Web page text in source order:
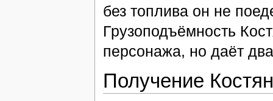
без топлива он не
Грузоподъёмность
персонажа, но даёт
Получение